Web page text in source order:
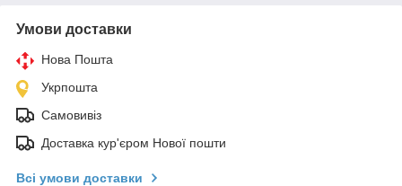
Умови доставки
Нова Пошта
Укрпошта
Самовивіз
Доставка кур'єром Нової пошти
Всі умови доставки